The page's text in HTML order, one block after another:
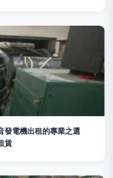
發電機出租的專業之選
賃